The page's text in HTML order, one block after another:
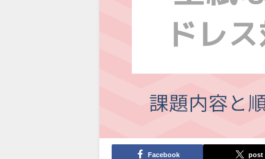
Facebook post